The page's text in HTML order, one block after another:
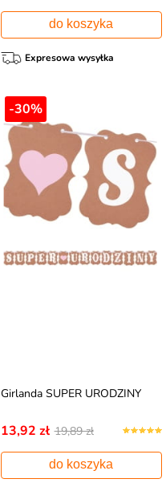
do koszyka
Expresowa wysyłka
-30%
Girlanda SUPER URODZINY
13,92 zł 19,89 zł
do koszyka